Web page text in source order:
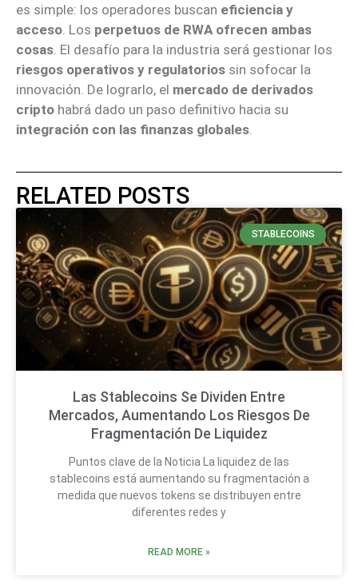
es simple: los operadores buscan eficiencia y
acceso . Los perpetuos de RWA ofrecen ambas
cosas . El desafío para la industria será gestionar los
riesgos operativos y regulatorios sin sofocar la
innovación. De lograrlo, el mercado de derivados
cripto habrá dado un paso definitivo hacia su
integración con las finanzas globales
RELATED POSTS
STABLECOINS
Las Stablecoins Se Dividen Entre
Mercados, Aumentando Los Riesgos De
Fragmentación De Liquidez
Puntos clave de la Noticia La liquidez de las
stablecoins está aumentando su fragmentación a
medida que nuevos tokens se distribuyen entre
diferentes redes y
READ MORE »